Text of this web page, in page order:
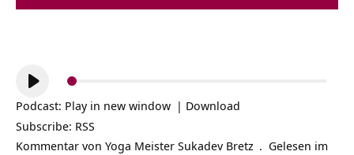
Audio-
Player
Podcast: Play in new window | Download
Subscribe: RSS
Kommentar von Yoga Meister Sukadev Bretz . Gelesen im